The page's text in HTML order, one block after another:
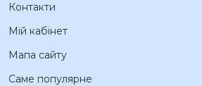
Контакти
Мій кабінет
Мапа сайту
Саме популярне